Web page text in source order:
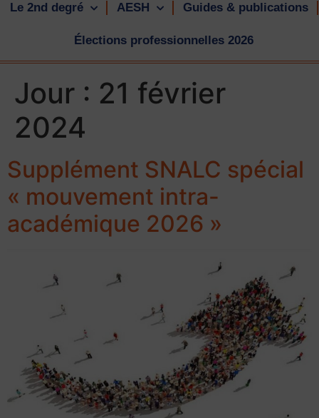
Le 2nd degré AESH Guides & publications
Élections professionnelles 2026
Jour : 21 février
2024
Supplément SNALC spécial
« mouvement intra-
académique 2026 »